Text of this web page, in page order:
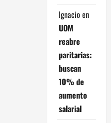
Ignacio en
UOM
reabre
paritarias:
buscan
10% de
aumento
salarial